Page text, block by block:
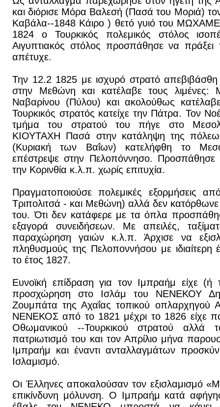
και διόρισε Μόρα Βαλεσή (Πασά του Μοριά)
Καβάλα--1848 Κάιρο ) θετό γυιό του
1824 ο Τουρκικός πολεμικός στόλος
Αιγυπτιακός στόλος προσπάθησε να
απέτυχε.
Την 12.2 1825 με ισχυρό στρατό
στην Μεθώνη και κατέλαβε τους
Ναβαρίνου (Πύλου) και ακολούθως
Τουρκικός στρατός κατείχε την Πάτρα. Τον
τμήμα του στρατού του πήγε στο
ΚΙΟΥΤΑΧΗ Πασά στην κατάληψη της
(Κυριακή των Βαΐων) κατελήφθη το
επέστρεψε στην Πελοπόννησο.
την Κορινθία κ.λ.π. χωρίς επιτυχία.
Πραγματοποιούσε πολεμικές εξορμήσεις
Τριπολιτσά - και Μεθώνη) αλλά δεν κατόρθωνε
του. Ότι δεν κατάφερε με τα όπλα
εξαγορά συνειδήσεων. Με απειλές,
παραχώρηση γαιών κ.λ.π. Άρχισε να
πληθυσμούς της Πελοποννήσου με ιδιαίτερη
το έτος 1827.
Ευνοϊκή επίδραση για τον Ιμπραήμ είχε
προσχώρηση στο Ισλάμ του ΝΕΝΕΚΟΥ
Ζουμπάτα της Αχαΐας τοπικού οπλαρχηγού
ΝΕΝΕΚΟΣ από το 1821 μέχρι το 1826 είχε
Οθωμανικού --Τουρκικού στρατού
πατριωτισμό του και τον Απρίλιο μήνα
Ιμπραήμ και έναντι ανταλλαγμάτων
Ισλαμισμό.
Οι Έλληνες αποκαλούσαν τον εξισλαμισμό
επικίνδυνη μόλυνση. Ο Ιμπραήμ κατά